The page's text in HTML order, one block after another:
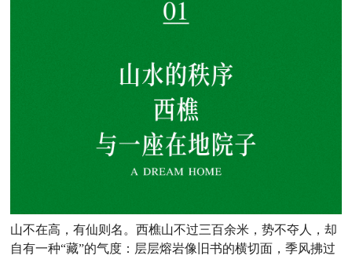
山不在高，有仙则名。西樵山不过三百余米，势不夺人，却
自有一种“藏”的气度：层层熔岩像旧书的横切面，季风拂过